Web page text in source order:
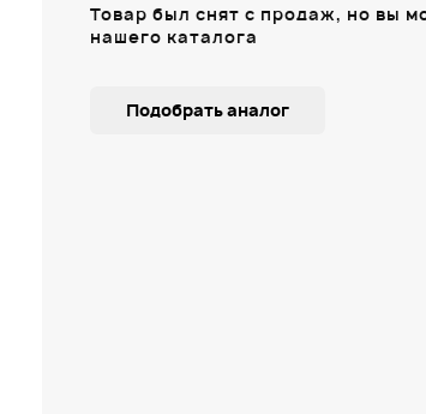
Товар был снят с продаж, но вы
нашего каталога
Подобрать аналог